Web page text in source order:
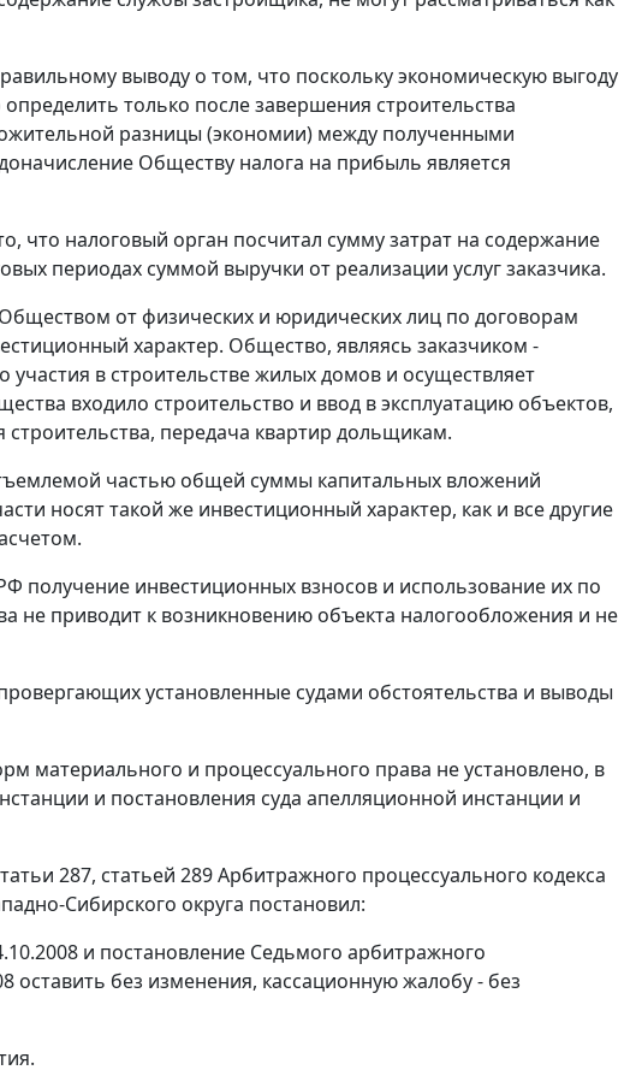
выводу о том, что поскольку экономическую выгоду
только после завершения строительства
разницы (экономии) между полученными
Обществу налога на прибыль является
налоговый орган посчитал сумму затрат на содержание
периодах суммой выручки от реализации услуг заказчика.
от физических и юридических лиц по договорам
характер. Общество, являясь заказчиком -
в строительстве жилых домов и осуществляет
входило строительство и ввод в эксплуатацию объектов,
передача квартир дольщикам.
частью общей суммы капитальных вложений
носят такой же инвестиционный характер, как и все другие
получение инвестиционных взносов и использование их по
не приводит к возникновению объекта налогообложения и не
установленные судами обстоятельства и выводы
материального и процессуального права не установлено, в
и постановления суда апелляционной инстанции и
287, статьей 289Арбитражного процессуального кодекса
Сибирского округа постановил:
и постановление Седьмого арбитражного
оставить без изменения, кассационную жалобу - без